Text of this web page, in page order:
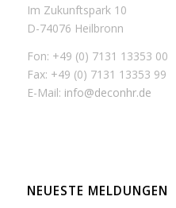
Im Zukunftspark 10
D-74076 Heilbronn
Fon: +49 (0) 7131 13353 00
Fax: +49 (0) 7131 13353 99
E-Mail: info@deconhr.de
NEUESTE MELDUNGEN